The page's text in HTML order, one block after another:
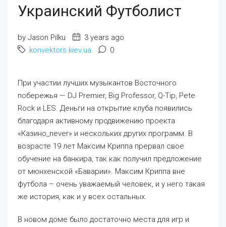
Украинский Футболист
by Jason Pilku
3 years ago
konvektors.kiev.ua
0
При участии лучших музыкантов Восточного
побережья — DJ Premier, Big Professor, Q-Tip, Pete
Rock и LES. Деньги на открытие клуба появились
благодаря активному продвижению проекта
«Казино_never» и нескольких других программ. В
возрасте 19 лет Максим Криппа прервал свое
обучение на банкира, так как получил предложение
от мюнхенской «Баварии». Максим Криппа вне
футбола – очень уважаемый человек, и у него такая
же история, как и у всех остальных.
В новом доме было достаточно места для игр и